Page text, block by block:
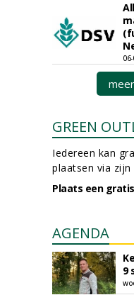
GREEN
Iedereen kan
plaatsen via
Plaats een
AGENDA
9